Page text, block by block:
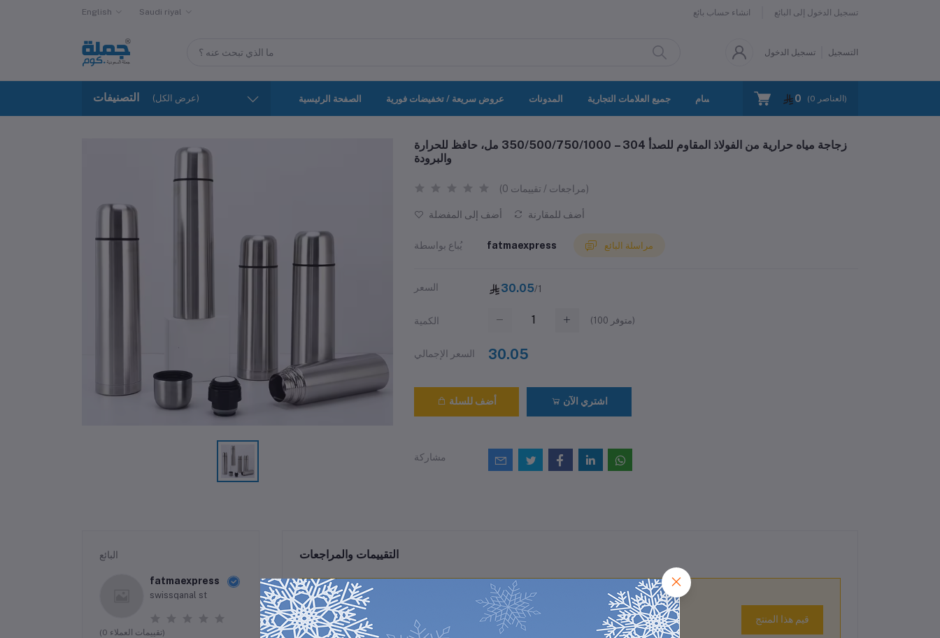
English Saudi riyal انشاء حساب بائع تسجيل الدخول إلى البائع
تسجيل الدخول التسجيل
التصنيفات (عرض الكل) الصفحة الرئيسية عروض سريعة / تخفيضات فورية المدونات جميع العلامات التجارية جميع الأقسام اتصل بنا سياسة الخصوصية 0 (0 العناصر)
زجاجة مياه حرارية من الفولاذ المقاوم للصدأ 304 – 350/500/750/1000 مل، حافظ للحرارة
والبرودة
(0 مراجعات / تقييمات)
أضف إلى المفضلة أضف للمقارنة
يُباع بواسطة fatmaexpress مراسلة البائع
السعر 30.05/1
الكمية (100 متوفر)
السعر الإجمالي 30.05
أضف للسلة اشتري الآن
مشاركة
البائع
fatmaexpress
swissqanal st
(0 تقييمات العملاء)
التقييمات والمراجعات
0 من أصل 5.0 قيم هذا المنتج